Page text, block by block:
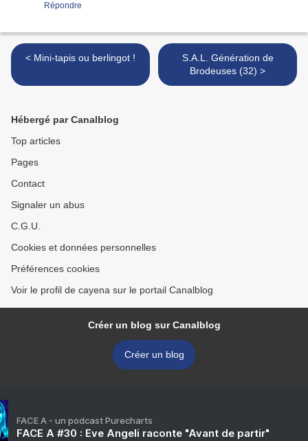
Répondre
< Mini-tapis ou berlingot !
S.A.L. Génération de
Brodeuses (32) >
Hébergé par Canalblog
Top articles
Pages
Contact
Signaler un abus
C.G.U.
Cookies et données personnelles
Préférences cookies
Voir le profil de cayena sur le portail Canalblog
Créer un blog sur Canalblog
Créer un blog
FACE A - un podcast Purecharts
FACE A #30 : Eve Angeli raconte "Avant de partir"